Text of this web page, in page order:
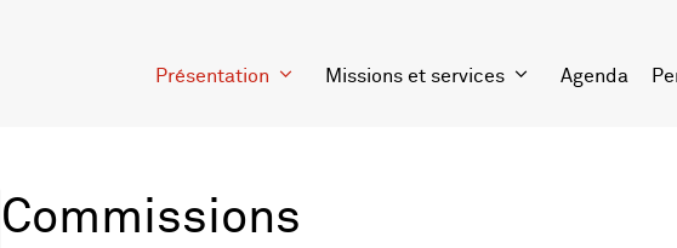
Présentation Missions et services Agenda
Commissions